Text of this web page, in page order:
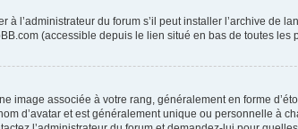
l’administrateur du forum s’il peut installer l’archive de
(accessible depuis le lien situé en bas de toutes les
image associée à votre rang, généralement en forme
d’avatar et est généralement unique ou personnelle à